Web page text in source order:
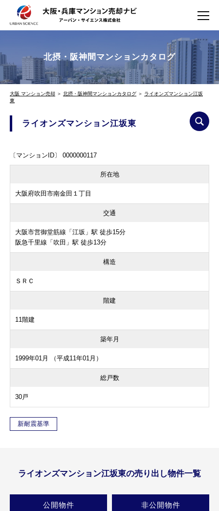
北摂・阪神間マンションカタログ
大阪 マンション売却 ＞ 北摂・阪神間マンションカタログ ＞ ライオンズマンション江坂
東
ライオンズマンション江坂東
〔マンションID〕 0000000117
所在地
大阪府吹田市南金田１丁目
交通
大阪市営御堂筋線「江坂」駅 徒歩15分
阪急千里線「吹田」駅 徒歩13分
構造
ＳＲＣ
階建
11階建
築年月
1999年01月 （平成11年01月）
総戸数
30戸
新耐震基準
ライオンズマンション江坂東の売り出し物件一覧
公開物件 非公開物件